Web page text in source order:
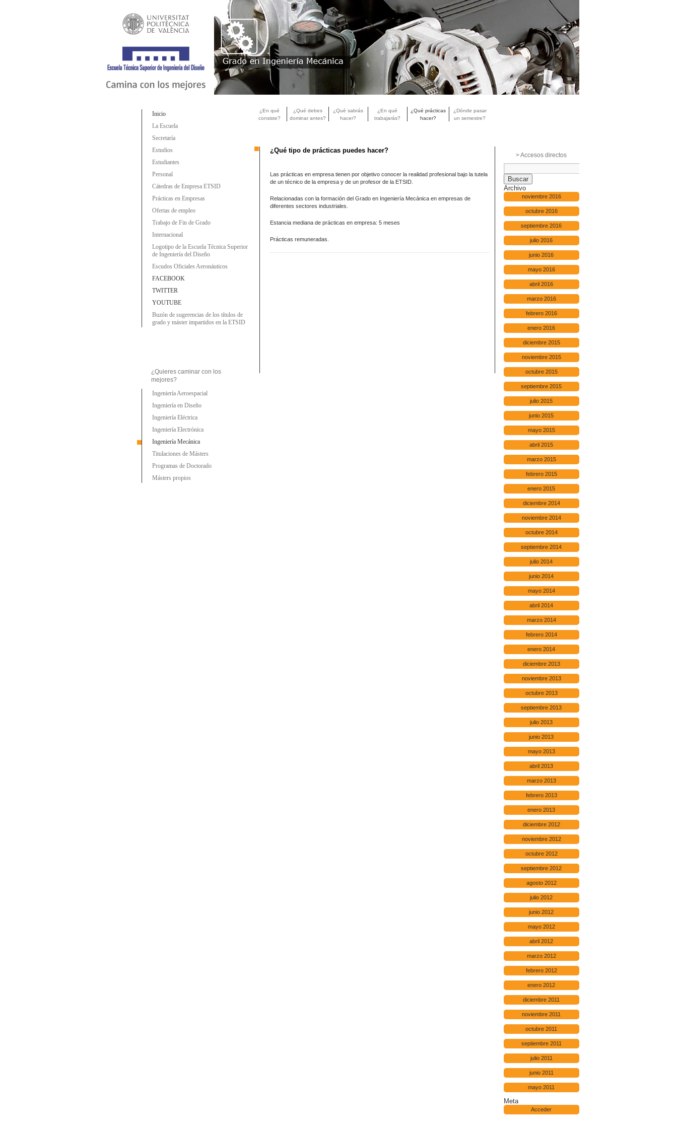
Inicio
La Escuela
Secretaría
Estudios
Estudiantes
Personal
Cátedras de Empresa ETSID
Prácticas en Empresas
Ofertas de empleo
Trabajo de Fin de Grado
Internacional
Logotipo de la Escuela Técnica Superior
de Ingeniería del Diseño
Escudos Oficiales Aeronáuticos
FACEBOOK
TWITTER
YOUTUBE
Buzón de sugerencias de los títulos de
grado y máster impartidos en la ETSID
¿Quieres caminar con los
mejores?
Ingeniería Aeroespacial
Ingeniería en Diseño
Ingeniería Eléctrica
Ingeniería Electrónica
Ingeniería Mecánica
Titulaciones de Másters
Programas de Doctorado
Másters propios
¿En qué
consiste?
¿Qué debes
dominar antes?
¿Qué sabrás
hacer?
¿En qué
trabajarás?
¿Qué prácticas
hacer?
¿Dónde pasar
un semestre?
¿Qué tipo de prácticas puedes hacer?
Las prácticas en empresa tienen por objetivo conocer la realidad profesional bajo la tutela
de un técnico de la empresa y de un profesor de la ETSID.
Relacionadas con la formación del Grado en Ingeniería Mecánica en empresas de
diferentes sectores industriales.
Estancia mediana de prácticas en empresa: 5 meses
Prácticas remuneradas.
> Accesos directos
Archivo
noviembre 2016
octubre 2016
septiembre 2016
julio 2016
junio 2016
mayo 2016
abril 2016
marzo 2016
febrero 2016
enero 2016
diciembre 2015
noviembre 2015
octubre 2015
septiembre 2015
julio 2015
junio 2015
mayo 2015
abril 2015
marzo 2015
febrero 2015
enero 2015
diciembre 2014
noviembre 2014
octubre 2014
septiembre 2014
julio 2014
junio 2014
mayo 2014
abril 2014
marzo 2014
febrero 2014
enero 2014
diciembre 2013
noviembre 2013
octubre 2013
septiembre 2013
julio 2013
junio 2013
mayo 2013
abril 2013
marzo 2013
febrero 2013
enero 2013
diciembre 2012
noviembre 2012
octubre 2012
septiembre 2012
agosto 2012
julio 2012
junio 2012
mayo 2012
abril 2012
marzo 2012
febrero 2012
enero 2012
diciembre 2011
noviembre 2011
octubre 2011
septiembre 2011
julio 2011
junio 2011
mayo 2011
Meta
Acceder